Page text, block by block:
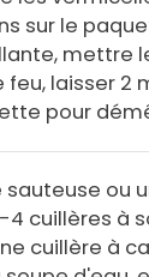
sur le
mettre
feu, laisser 2
pour
sauteuse ou
cuillères à
cuillère à